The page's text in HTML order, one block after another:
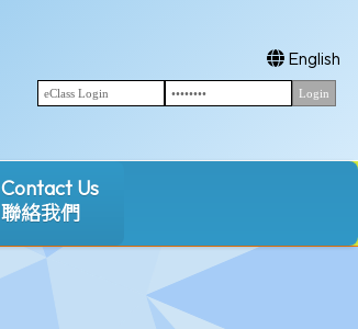
English
Contact Us
聯絡我們